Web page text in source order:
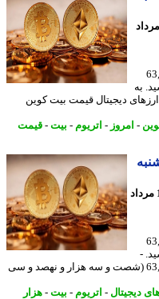
دیجیتال قیمت بیت کوین
امروز- اتریوم-بیت -قیمت
مرداد
کوین امروز با کاهش 2.64 درصدی به 63,035 (شصت و سه هزار و نهصد و سی
-اتریوم-بیت -هزار